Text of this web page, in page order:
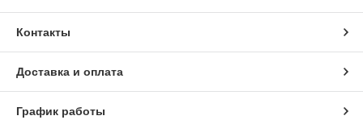
Контакты
Доставка и оплата
График работы